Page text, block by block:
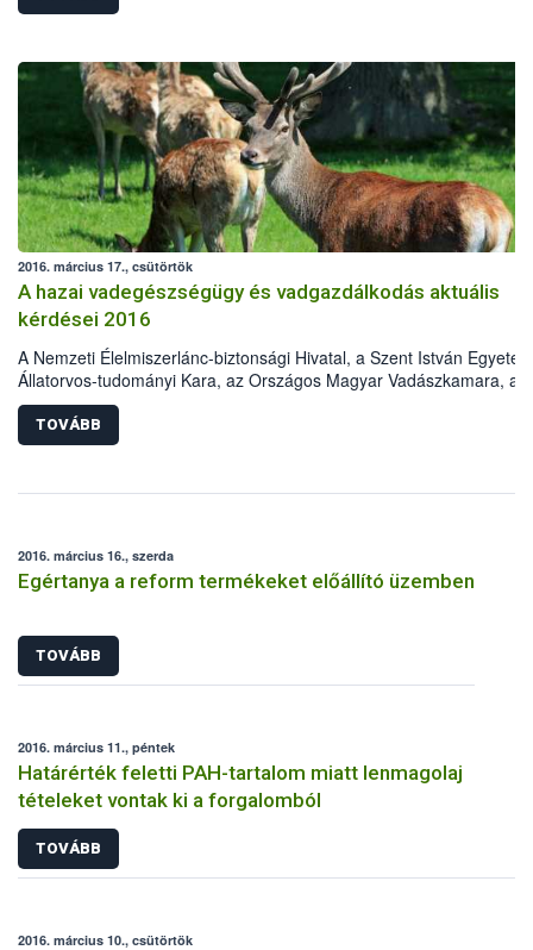
2016. március 17., csütörtök
A hazai vadegészségügy és vadgazdálkodás aktuális
kérdései 2016
A Nemzeti Élelmiszerlánc-biztonsági Hivatal, a Szent István Egyetem
Állatorvos-tudományi Kara, az Országos Magyar Vadászkamara, az
Országos Magyar Vadászati Védegylet, a Magyar Tudományos
Akadémia Erdészeti Tudományos Bizottság Vadgazdálkodási
Albizottsága és a Földművelésügyi Minisztérium Élelmiszerlánc-
vadgazdálkodás aktuális kérdései 2016„ címmel konferenciát
vadegészségügy, vadgazdálkodás, állategészségügy, valamint a
vadászati igazgatás területén dolgozó szakemberek tartják az
TOVÁBB
2016. március 16., szerda
Egértanya a reform termékeket előállító üzemben
TOVÁBB
2016. március 11., péntek
Határérték feletti PAH-tartalom miatt lenmagolaj
tételeket vontak ki a forgalomból
TOVÁBB
2016. március 10., csütörtök